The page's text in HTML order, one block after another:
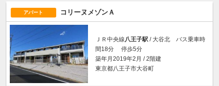
アパート コリーヌメゾンＡ
ＪＲ中央線 八王子駅 / 大谷北 バス乗車時
間18分 停歩5分
築年月2019年2月 / 2階建
東京都八王子市大谷町